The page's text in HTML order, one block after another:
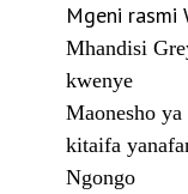
Mgeni rasmi
Mhandisi
kwenye
Maonesho
kitaifa
Ngongo